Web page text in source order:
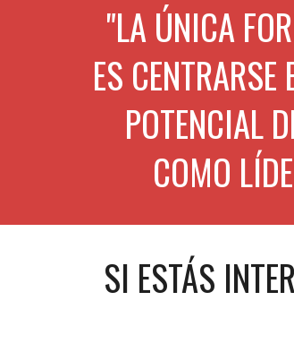
"LA ÚNICA
ES
POTENCIAL
COMO
SI ESTÁS